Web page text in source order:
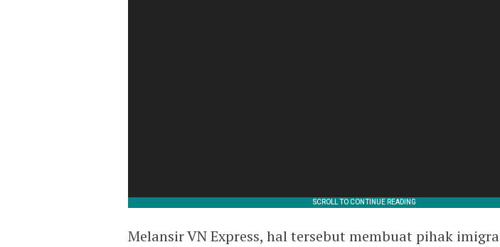
Melansir VN Express, hal tersebut membuat pihak